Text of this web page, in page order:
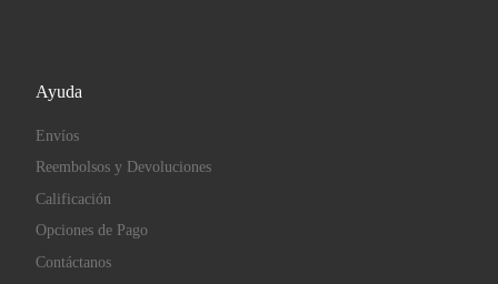
Ayuda
Envíos
Reembolsos y Devoluciones
Calificación
Opciones de Pago
Contáctanos